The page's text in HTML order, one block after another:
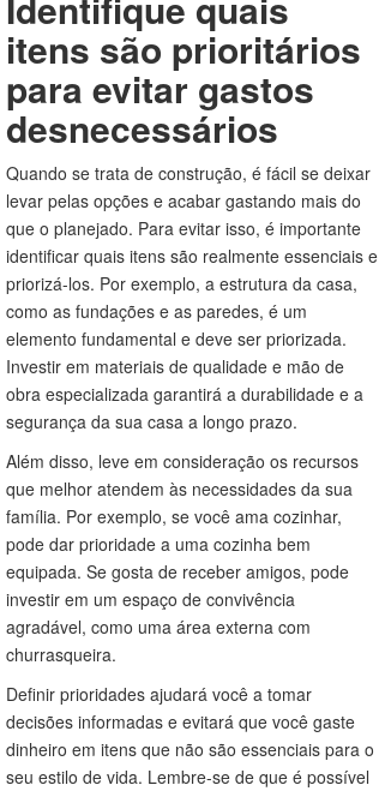
itens são prioritários
para evitar gastos
desnecessários
Quando se trata de construção, é fácil se deixar
levar pelas opções e acabar gastando mais do
que o planejado. Para evitar isso, é importante
identificar quais itens são realmente essenciais e
priorizá-los. Por exemplo, a estrutura da casa,
como as fundações e as paredes, é um
elemento fundamental e deve ser priorizada.
Investir em materiais de qualidade e mão de
obra especializada garantirá a durabilidade e a
segurança da sua casa a longo prazo.
Além disso, leve em consideração os recursos
que melhor atendem às necessidades da sua
família. Por exemplo, se você ama cozinhar,
pode dar prioridade a uma cozinha bem
equipada. Se gosta de receber amigos, pode
investir em um espaço de convivência
agradável, como uma área externa com
churrasqueira.
Definir prioridades ajudará você a tomar
decisões informadas e evitará que você gaste
dinheiro em itens que não são essenciais para o
seu estilo de vida. Lembre-se de que é possível